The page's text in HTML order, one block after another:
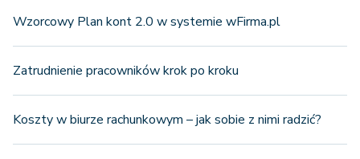
Wzorcowy Plan kont 2.0 w systemie wFirma.pl
Zatrudnienie pracowników krok po kroku
Koszty w biurze rachunkowym – jak sobie z nimi radzić?